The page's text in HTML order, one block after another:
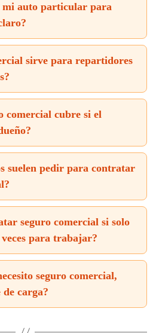
mi auto particular para
sirve para repartidores
comercial cubre si el
suelen pedir para contratar
seguro comercial si solo
para trabajar?
seguro comercial,
carga?